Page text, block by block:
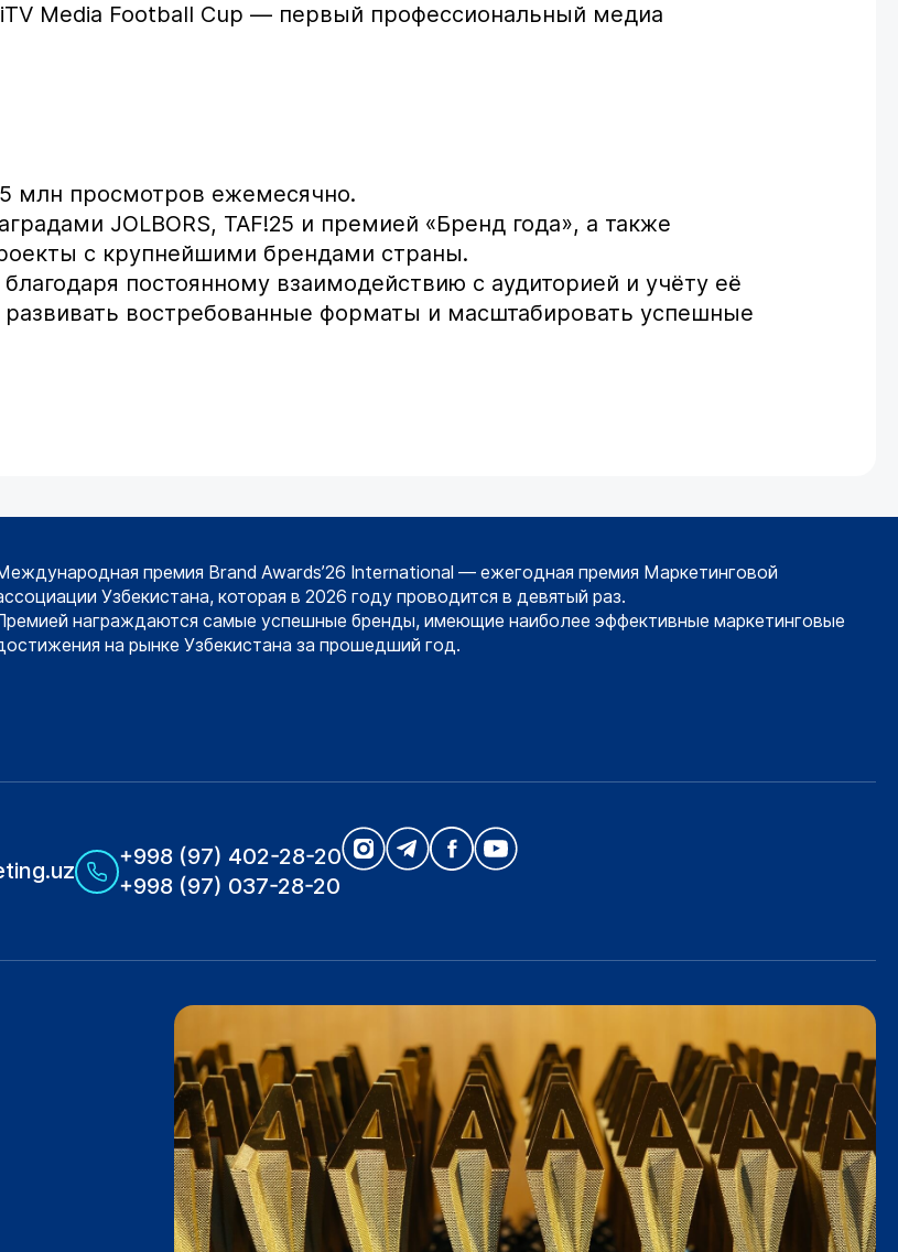
Media Football Cup — первый профессиональный медиа
млн просмотров ежемесячно.
JOLBORS, TAF!25 и премией «Бренд года», а также
с крупнейшими брендами страны.
постоянному взаимодействию с аудиторией и учёту её
развивать востребованные форматы и масштабировать успешные
премия Brand Awards’26 International — ежегодная премия Маркетинговой
Узбекистана, которая в 2026 году проводится в девятый раз.
награждаются самые успешные бренды, имеющие наиболее эффективные маркетинговые
на рынке Узбекистана за прошедший год.
+998 (97) 402-28-20
+998 (97) 037-28-20